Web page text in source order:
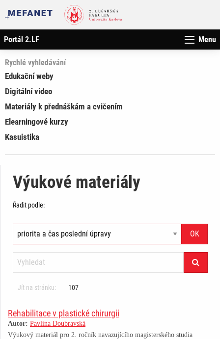
Portál 2.LF Menu
Rychlé vyhledávání
Edukační weby
Digitální video
Materiály k přednáškám a cvičením
Elearningové kurzy
Kasuistika
Výukové materiály
Řadit podle:
Jít na stránku: 107
Rehabilitace v plastické chirurgii
Autor: Pavlína Doubravská
Výukový materiál pro 2. ročník navazujícího magisterského studia